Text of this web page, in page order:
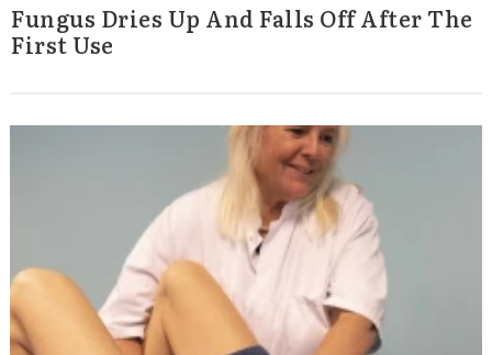
Fungus Dries Up And Falls Off After The
First Use